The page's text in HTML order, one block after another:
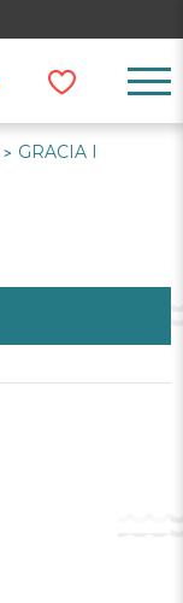
> GRACIA I